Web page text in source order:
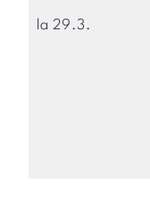
la 29.3.